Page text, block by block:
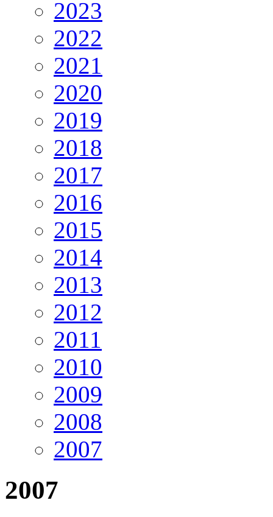
2023
2022
2021
2020
2019
2018
2017
2016
2015
2014
2013
2012
2011
2010
2009
2008
2007
2007